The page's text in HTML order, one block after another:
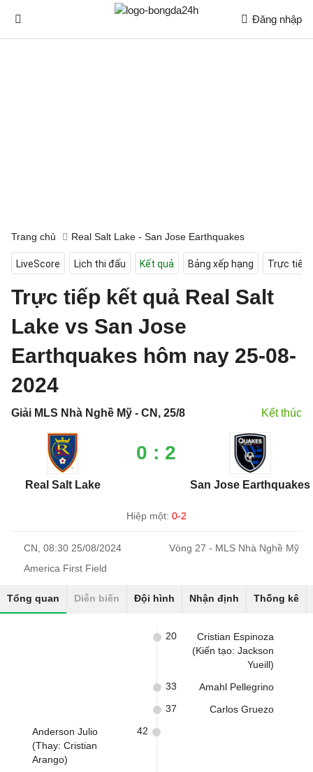
Đăng nhập
Trang chủ Real Salt Lake - San Jose Earthquakes
LiveScore Lịch thi đấu Kết quả Bảng xếp hạng Trực tiếp
Trực tiếp kết quả Real Salt
Lake vs San Jose
Earthquakes hôm nay 25-08-
2024
Giải MLS Nhà Nghề Mỹ - CN, 25/8 Kết thúc
Real Salt Lake
0 : 2
San Jose Earthquakes
Hiệp một: 0-2
CN, 08:30 25/08/2024
Vòng 27 - MLS Nhà Nghề Mỹ
America First Field
Tổng quan Diễn biến Đội hình Nhận định Thống kê
Cristian Espinoza
(Kiến tạo: Jackson
Yueill)
20
Amahl Pellegrino
33
Carlos Gruezo
37
Anderson Julio
(Thay: Cristian
Arango)
42